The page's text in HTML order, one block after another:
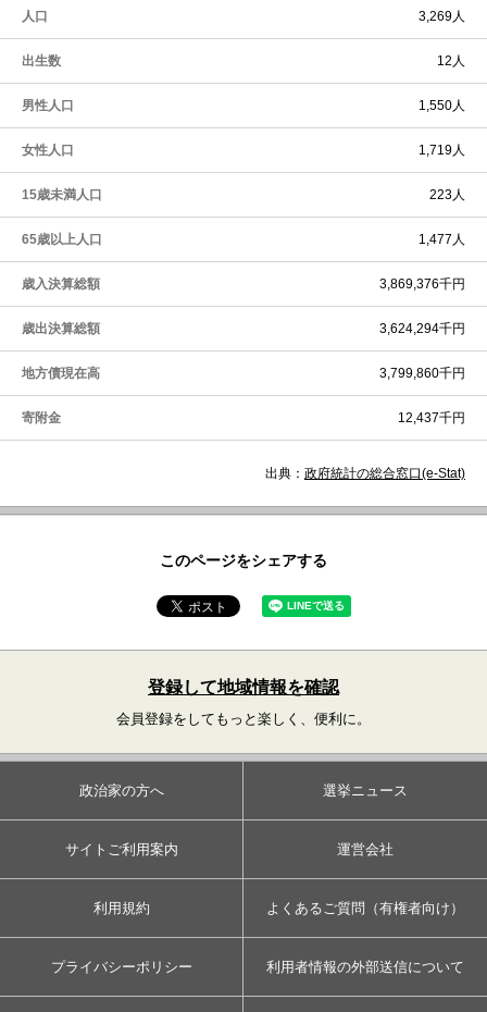
人口 3,269人
出生数 12人
男性人口 1,550人
女性人口 1,719人
15歳未満人口 223人
65歳以上人口 1,477人
歳入決算総額 3,869,376千円
歳出決算総額 3,624,294千円
地方債現在高 3,799,860千円
寄附金 12,437千円
出典： 政府統計の総合窓口(e-Stat)
このページをシェアする
登録して地域情報を確認
会員登録をしてもっと楽しく、便利に。
政治家の方へ 選挙ニュース
サイトご利用案内 運営会社
利用規約 よくあるご質問（有権者向け）
プライバシーポリシー 利用者情報の外部送信について